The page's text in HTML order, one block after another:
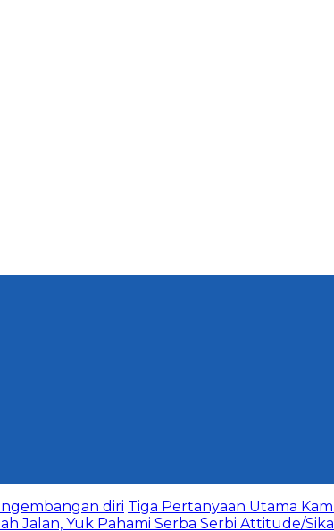
diri Tiga Pertanyaan Utama
Jalan, Yuk Pahami Serba Serbi Attitude/